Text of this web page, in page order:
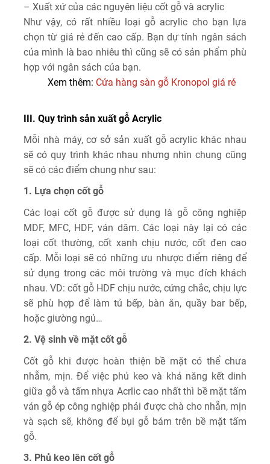
– Xuất xứ của các nguyên liệu cốt gỗ và acrylic
Như vậy, có rất nhiều loại gỗ acrylic cho bạn lựa
chọn từ giá rẻ đến cao cấp. Bạn dự tính ngân sách
của mình là bao nhiêu thì cũng sẽ có sản phẩm phù
hợp với ngân sách của bạn.
Xem thêm: Cửa hàng sàn gỗ Kronopol giá rẻ
III. Quy trình sản xuất gỗ Acrylic
Mỗi nhà máy, cơ sở sản xuất gỗ acrylic khác nhau
sẽ có quy trình khác nhau nhưng nhìn chung cũng
sẽ có các điểm chung như sau:
1. Lựa chọn cốt gỗ
Các loại cốt gỗ được sử dụng là gỗ công nghiệp
MDF, MFC, HDF, ván dăm. Các loại này lại có các
loại cốt thường, cốt xanh chịu nước, cốt đen cao
cấp. Mỗi loại sẽ có những ưu nhược điểm riêng để
sử dụng trong các môi trường và mục đích khách
nhau. VD: cốt gỗ HDF chịu nước, cứng chắc, chịu lực
sẽ phù hợp để làm tủ bếp, bàn ăn, quầy bar bếp,
hoặc giường ngủ…
2. Vệ sinh về mặt cốt gỗ
Cốt gỗ khi được hoàn thiện bề mặt có thể chưa
nhẵm, mịn. Để việc phủ keo và khả năng kết dinh
giữa gỗ và tấm nhựa Acrlic cao nhất thì bề mặt tấm
ván gỗ ép công nghiệp phải được chà cho nhẵn, mịn
và sạch sẽ, không để bụi gỗ bám trên bề mặt tấm
gỗ.
3. Phủ keo lên cốt gỗ